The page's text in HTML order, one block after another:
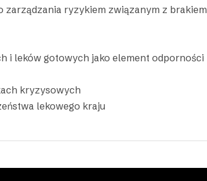
ryzykiem związanym z brakiem
i leków gotowych jako element odporności
kryzysowych
lekowego kraju